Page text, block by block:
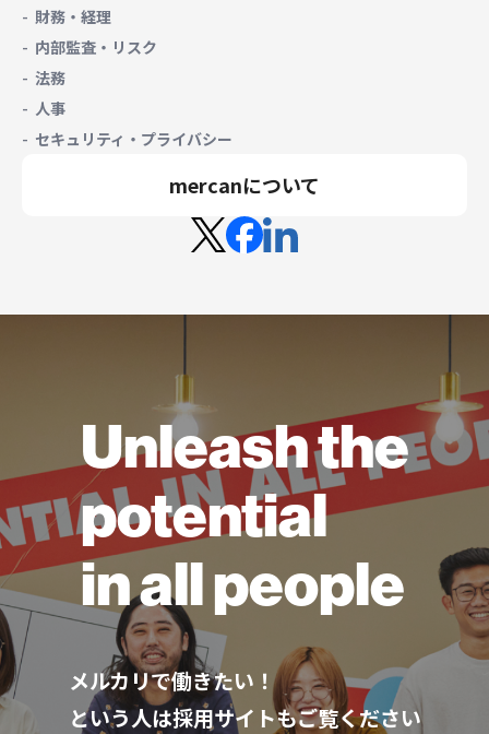
財務・経理
内部監査・リスク
法務
人事
セキュリティ・プライバシー
mercanについて
Unleash the
potential
in all people
メルカリで働きたい！
という人は採用サイトもご覧ください